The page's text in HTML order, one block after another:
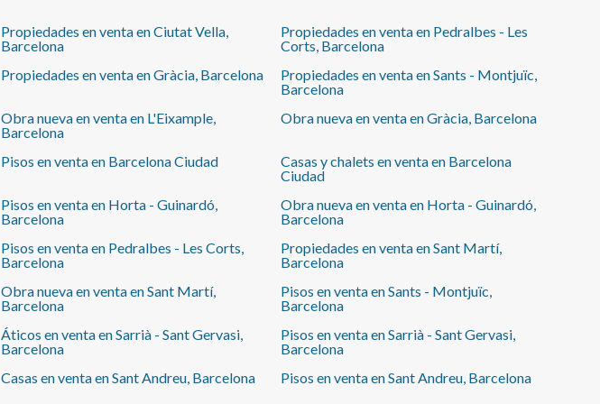
Propiedades en venta en Ciutat Vella,
Barcelona
Propiedades en venta en Pedralbes - Les
Corts, Barcelona
Propiedades en venta en Gràcia, Barcelona
Propiedades en venta en Sants - Montjuïc,
Barcelona
Obra nueva en venta en L'Eixample,
Barcelona
Obra nueva en venta en Gràcia, Barcelona
Pisos en venta en Barcelona Ciudad
Casas y chalets en venta en Barcelona
Ciudad
Pisos en venta en Horta - Guinardó,
Barcelona
Obra nueva en venta en Horta - Guinardó,
Barcelona
Pisos en venta en Pedralbes - Les Corts,
Barcelona
Propiedades en venta en Sant Martí,
Barcelona
Obra nueva en venta en Sant Martí,
Barcelona
Pisos en venta en Sants - Montjuïc,
Barcelona
Áticos en venta en Sarrià - Sant Gervasi,
Barcelona
Pisos en venta en Sarrià - Sant Gervasi,
Barcelona
Casas en venta en Sant Andreu, Barcelona Pisos en venta en Sant Andreu, Barcelona